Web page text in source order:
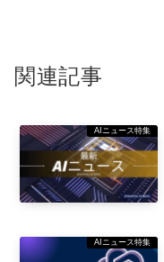
関連記事
AIニュース特集
AIニュース特集